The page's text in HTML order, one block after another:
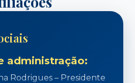
administração:
Rodrigues – Presidente